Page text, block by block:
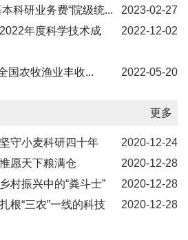
2023-02-27
科研业务费“院级统...
2022-12-02
年度科学技术成
2022-05-20
国农牧渔业丰收...
更多
2020-12-24
守小麦科研四十年
2020-12-28
愿天下粮满仓
2020-12-28
村振兴中的“粪斗士”
2020-12-28
根“三农”一线的科技